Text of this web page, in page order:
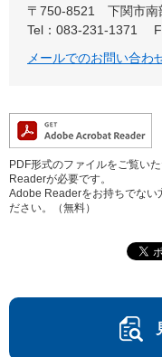
〒750-8521
下関市南
Tel：083-231-1371
メールでのお問い合わ
PDF形式のファイルをご覧い
Readerが必要です。
Adobe Readerをお持ちでない
ださい。（無料）